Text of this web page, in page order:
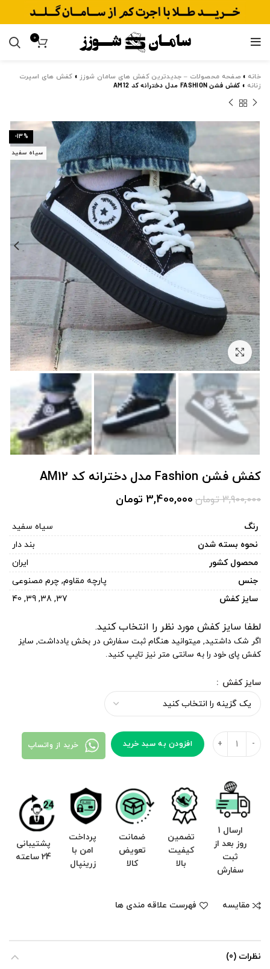
0
خانه » صفحه محصولات – جدیدترین کفش های سامان شوزز » کفش های اسپرت
زنانه » کفش فشن FASHION مدل دخترانه کد AM12
-13%
سیاه سفید
برای بزرگنمایی کلیک کنید
کفش فشن Fashion مدل دخترانه کد AM12
3,900,000 تومان 3,400,000 تومان
رنگ
سیاه سفید
نحوه بسته شدن
بند دار
محصول کشور
ایران
جنس
پارچه مقاوم, چرم مصنوعی
سایز کفش
37
,
38
,
39
,
40
لطفا سایز کفش مورد نظر را انتخاب کنید.
اگر شک داشتید, میتوانید هنگام ثبت سفارش در بخش یادداشت, سایز
کفش پای خود را به سانتی متر نیز تایپ کنید.
سایز کفش
افزودن به سبد خرید خرید از واتساپ
ارسال 1
روز بعد از
ثبت
سفارش
تضمین
کیفیت
بالا
ضمانت
تعویض
کالا
پرداخت
امن با
زرینپال
پشتیبانی
24 ساعته
مقایسه فهرست علاقه مندی ها
نظرات (0)